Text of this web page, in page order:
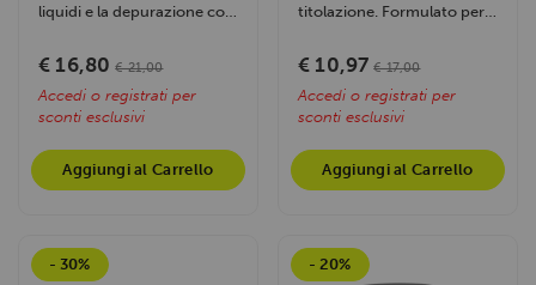
liquidi e la depurazione con
efficace...
€ 16,80 € 21,00
Accedi o registrati per
sconti esclusivi
Aggiungi al Carrello
titolazione. Formulato per
€ 10,97 € 17,00
Accedi o registrati per
sconti esclusivi
Aggiungi al Carrello
- 30% - 20%